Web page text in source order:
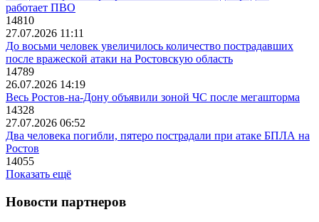
работает ПВО
14810
27.07.2026 11:11
До восьми человек увеличилось количество пострадавших
после вражеской атаки на Ростовскую область
14789
26.07.2026 14:19
Весь Ростов-на-Дону объявили зоной ЧС после мегашторма
14328
27.07.2026 06:52
Два человека погибли, пятеро пострадали при атаке БПЛА на
Ростов
14055
Показать ещё
Новости партнеров